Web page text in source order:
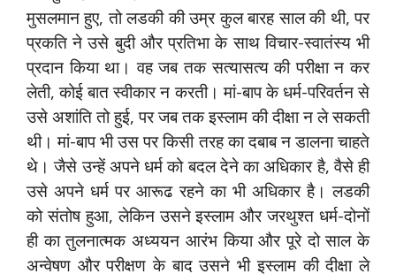
मुसलमान हुए, तो लडकी की उम्र कुल बारह साल की थी, पर
प्रकति ने उसे बुदी और प्रतिभा के साथ विचार-स्‍वातंस्‍य भी
प्रदान किया था। वह जब तक सत्‍यासत्‍य की परीक्षा न कर
लेती, कोई बात स्‍वीकार न करती। मां-बाप के धर्म-परिवर्तन से
उसे अशांति तो हुई, पर जब तक इस्‍लाम की दीक्षा न ले सकती
थी। मां-बाप भी उस पर किसी तरह का दबाब न डालना चाहते
थे। जैसे उन्‍हें अपने धर्म को बदल देने का अधिकार है, वैसे ही
उसे अपने धर्म पर आरूढ रहने का भी अधिकार है। लडकी
को संतोष हुआ, लेकिन उसने इस्‍लाम और जरथुश्‍त धर्म-दोनों
ही का तुलनात्‍मक अध्‍ययन आरंभ किया और पूरे दो साल के
अन्‍वेषण और परीक्षण के बाद उसने भी इस्‍लाम की दीक्षा ले